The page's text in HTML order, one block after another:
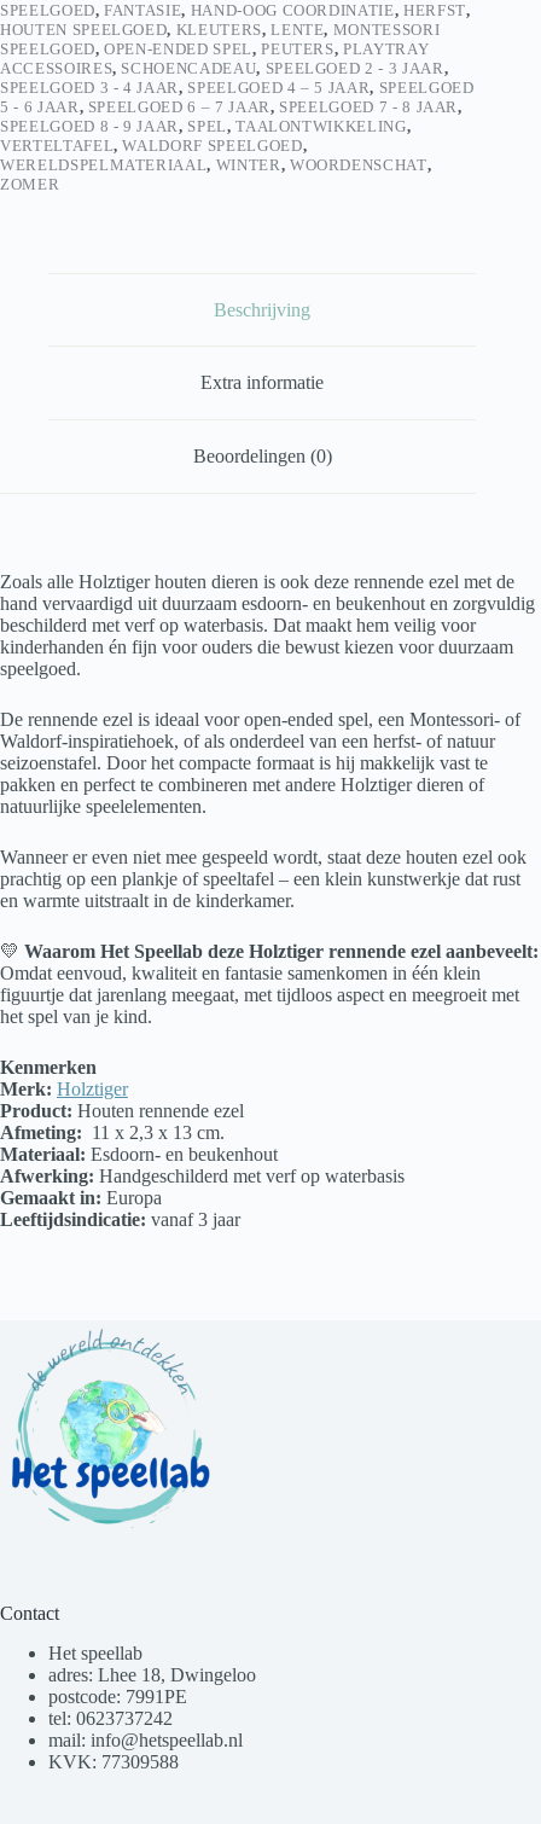
SPEELGOED,FANTASIE, HAND-OOG COORDINATIE, HERFST,
HOUTEN SPEELGOED, KLEUTERS,LENTE, MONTESSORI
SPEELGOED,OPEN-ENDED SPEL,PEUTERS,PLAYTRAY
ACCESSOIRES, SCHOENCADEAU, SPEELGOED 2 - 3 JAAR ,
SPEELGOED 3 - 4 JAAR , SPEELGOED 4 – 5 JAAR, SPEELGOED
5 - 6 JAAR , SPEELGOED 6 – 7 JAAR , SPEELGOED 7 - 8 JAAR,
SPEELGOED 8 - 9 JAAR , SPEL,TAALONTWIKKELING,
VERTELTAFEL,WALDORF SPEELGOED,
WERELDSPELMATERIAAL, WINTER , WOORDENSCHAT,
ZOMER
Beschrijving
Extra informatie
Beoordelingen (0)
Zoals alle Holztiger houten dieren is ook deze rennende ezel met de
hand vervaardigd uit duurzaam esdoorn- en beukenhout en zorgvuldig
beschilderd met verf op waterbasis. Dat maakt hem veilig voor
kinderhanden én fijn voor ouders die bewust kiezen voor duurzaam
speelgoed.
De rennende ezel is ideaal voor open-ended spel, een Montessori- of
Waldorf-inspiratiehoek, of als onderdeel van een herfst- of natuur
seizoenstafel. Door het compacte formaat is hij makkelijk vast te
pakken en perfect te combineren met andere Holztiger dieren of
natuurlijke speelelementen.
Wanneer er even niet mee gespeeld wordt, staat deze houten ezel ook
prachtig op een plankje of speeltafel – een klein kunstwerkje dat rust
en warmte uitstraalt in de kinderkamer.
💛 Waarom Het Speellab deze Holztiger rennende ezel aanbeveelt:
Omdat eenvoud, kwaliteit en fantasie samenkomen in één klein
figuurtje dat jarenlang meegaat, met tijdloos aspect en meegroeit met
het spel van je kind.
Kenmerken
Merk: Holztiger
Product: Houten rennende ezel
Afmeting: 11 x 2,3 x 13 cm.
Materiaal: Esdoorn- en beukenhout
Afwerking: Handgeschilderd met verf op waterbasis
Gemaakt in: Europa
Leeftijdsindicatie: vanaf 3 jaar
Contact
Het speellab
adres: Lhee 18, Dwingeloo
postcode: 7991PE
tel: 0623737242
mail: info@hetspeellab.nl
KVK: 77309588